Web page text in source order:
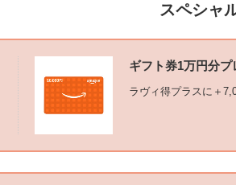
スペシャ
ギフト券1万円分プ
ラヴィ得プラスに＋